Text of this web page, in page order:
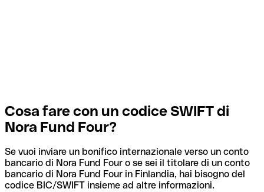
Cosa fare con un codice SWIFT di
Nora Fund Four?
Se vuoi inviare un bonifico internazionale verso un conto
bancario di Nora Fund Four o se sei il titolare di un conto
bancario di Nora Fund Four in Finlandia, hai bisogno del
codice BIC/SWIFT insieme ad altre informazioni.